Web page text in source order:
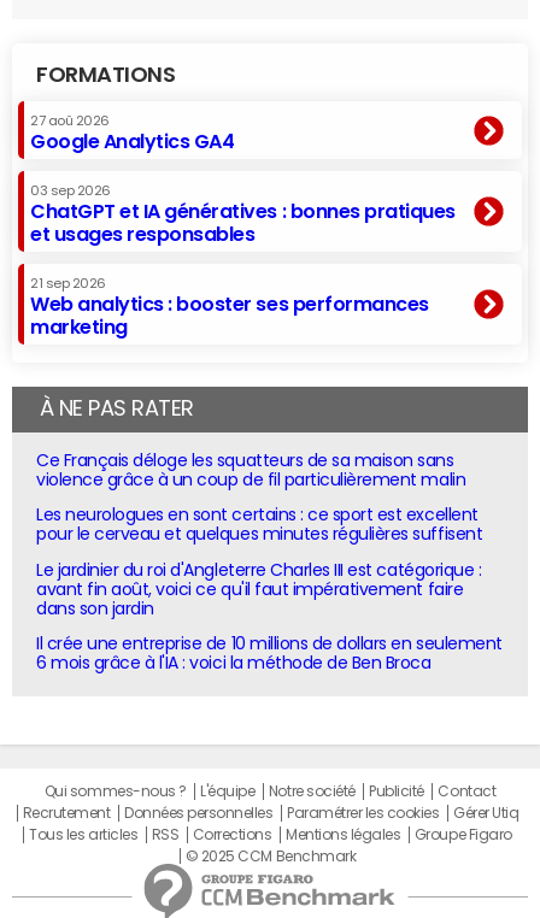
FORMATIONS
27 aoû 2026
Google Analytics GA4
03 sep 2026
ChatGPT et IA génératives : bonnes pratiques
et usages responsables
21 sep 2026
Web analytics : booster ses performances
marketing
À NE PAS RATER
Ce Français déloge les squatteurs de sa maison sans
violence grâce à un coup de fil particulièrement malin
Les neurologues en sont certains : ce sport est excellent
pour le cerveau et quelques minutes régulières suffisent
Le jardinier du roi d'Angleterre Charles III est catégorique :
avant fin août, voici ce qu'il faut impérativement faire
dans son jardin
Il crée une entreprise de 10 millions de dollars en seulement
6 mois grâce à l'IA : voici la méthode de Ben Broca
Qui sommes-nous ? L'équipe Notre société Publicité
Contact
Recrutement
Données personnelles Paramétrer les cookies
Gérer Utiq
Tous les articles
RSS Corrections Mentions légales
Groupe Figaro
© 2025 CCM Benchmark